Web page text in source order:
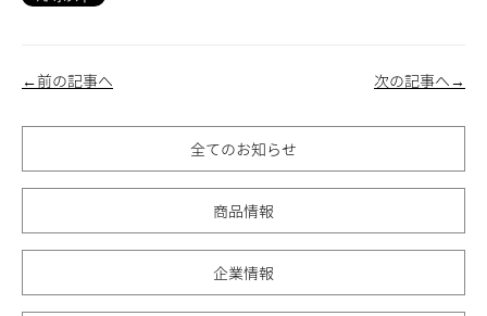
←前の記事へ 次の記事へ→
全てのお知らせ
商品情報
企業情報